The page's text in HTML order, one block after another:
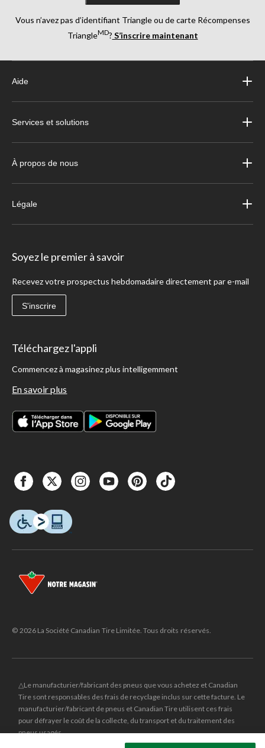
Vous n’avez pas d’identifiant Triangle ou de carte Récompenses
TriangleMD? S’inscrire maintenant
Aide
Services et solutions
À propos de nous
Légale
Soyez le premier à savoir
Recevez votre prospectus hebdomadaire directement par e-mail
S'inscrire
Téléchargez l'appli
Commencez à magasinez plus intelligemment
En savoir plus
© 2026 La Société Canadian Tire Limitée. Tous droits réservés.
△Le manufacturier/fabricant des pneus que vous achetez et Canadian
Tire sont responsables des frais de recyclage inclus sur cette facture. Le
manufacturier/fabricant de pneus et Canadian Tire utilisent ces frais
pour défrayer le coût de la collecte, du transport et du traitement des
pneus usagés.